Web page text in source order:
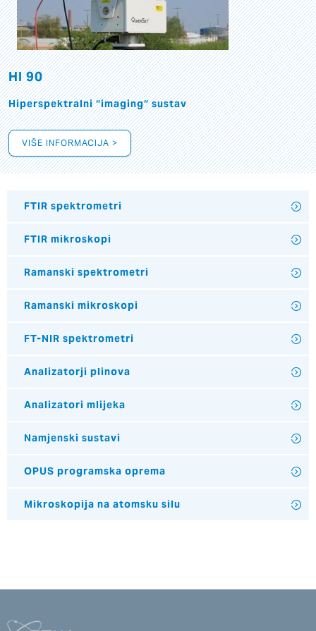
HI 90
Hiperspektralni “imaging“ sustav
VIŠE INFORMACIJA >
FTIR spektrometri
FTIR mikroskopi
Ramanski spektrometri
Ramanski mikroskopi
FT-NIR spektrometri
Analizatorji plinova
Analizatori mlijeka
Namjenski sustavi
OPUS programska oprema
Mikroskopija na atomsku silu